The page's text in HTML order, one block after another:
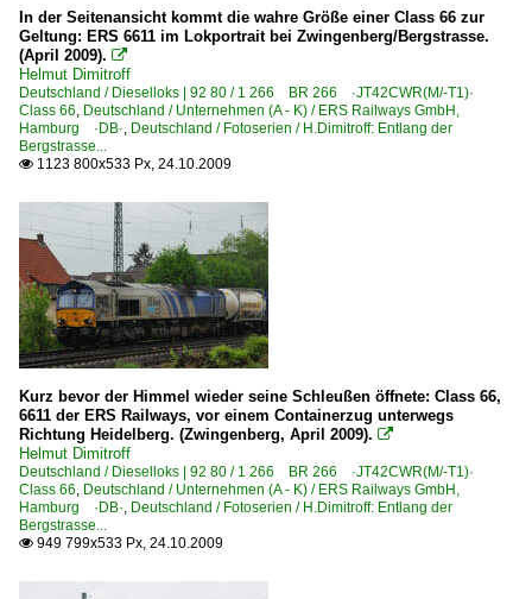
In der Seitenansicht kommt die wahre Größe einer Class 66 zur
Geltung: ERS 6611 im Lokportrait bei Zwingenberg/Bergstrasse.
(April 2009). 
Helmut Dimitroff
Deutschland / Dieselloks | 92 80 / 1 266 BR 266 ·JT42CWR(M/-T1)·
Class 66, Deutschland / Unternehmen (A - K) / ERS Railways GmbH,
Hamburg ·DB·, Deutschland / Fotoserien / H.Dimitroff: Entlang der
Bergstrasse...
 1123 800x533 Px, 24.10.2009
Kurz bevor der Himmel wieder seine Schleußen öffnete: Class 66,
6611 der ERS Railways, vor einem Containerzug unterwegs
Richtung Heidelberg. (Zwingenberg, April 2009). 
Helmut Dimitroff
Deutschland / Dieselloks | 92 80 / 1 266 BR 266 ·JT42CWR(M/-T1)·
Class 66, Deutschland / Unternehmen (A - K) / ERS Railways GmbH,
Hamburg ·DB·, Deutschland / Fotoserien / H.Dimitroff: Entlang der
Bergstrasse...
 949 799x533 Px, 24.10.2009